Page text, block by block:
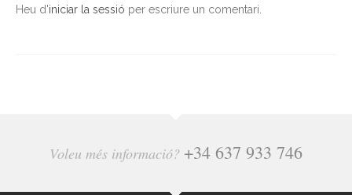
Heu d'iniciar la sessió per escriure un comentari.
Voleu més informació? +34 637 933 746